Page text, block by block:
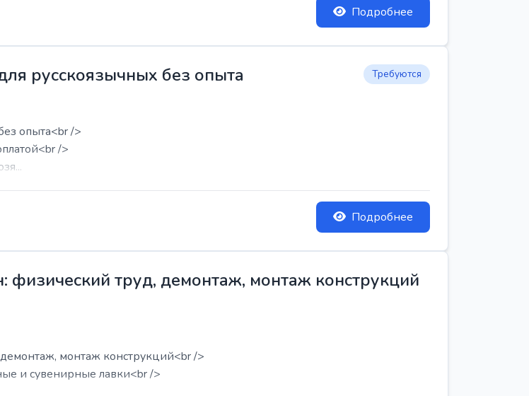
Подробнее
русскоязычных без опыта Требуются
опыта<br />
/>
Подробнее
труд, демонтаж, монтаж конструкций
монтаж конструкций<br />
и сувенирные лавки<br />